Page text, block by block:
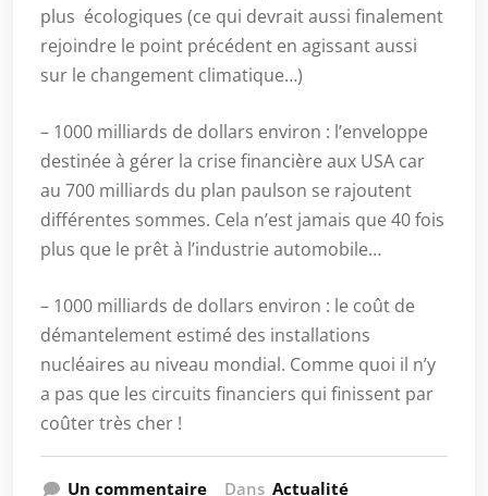
plus écologiques (ce qui devrait aussi finalement
rejoindre le point précédent en agissant aussi
sur le changement climatique…)
– 1000 milliards de dollars environ : l’enveloppe
destinée à gérer la crise financière aux USA car
au 700 milliards du plan paulson se rajoutent
différentes sommes. Cela n’est jamais que 40 fois
plus que le prêt à l’industrie automobile…
– 1000 milliards de dollars environ : le coût de
démantelement estimé des installations
nucléaires au niveau mondial. Comme quoi il n’y
a pas que les circuits financiers qui finissent par
coûter très cher !
Un commentaire Dans Actualité